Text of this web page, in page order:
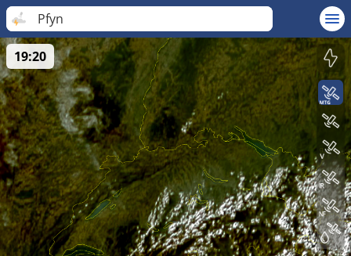
Pfyn
19:20